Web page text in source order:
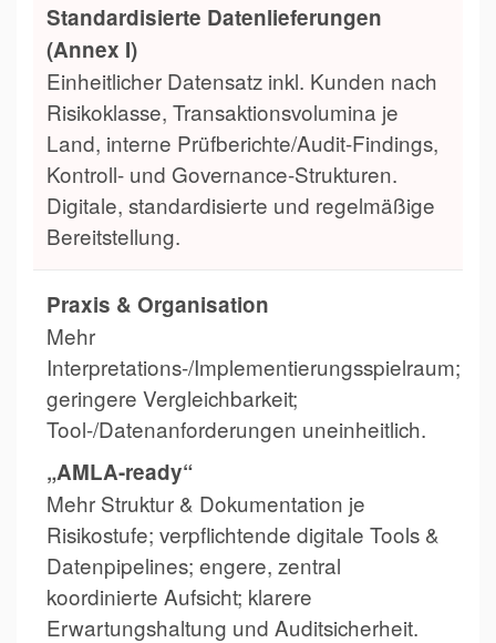
Standardisierte Datenlieferungen
(Annex I)
Einheitlicher Datensatz inkl. Kunden nach
Risikoklasse, Transaktionsvolumina je
Land, interne Prüfberichte/Audit-Findings,
Kontroll- und Governance-Strukturen.
Digitale, standardisierte und regelmäßige
Bereitstellung.
Praxis & Organisation
Mehr
Interpretations-/Implementierungsspielraum;
geringere Vergleichbarkeit;
Tool-/Datenanforderungen uneinheitlich.
„AMLA-ready“
Mehr Struktur & Dokumentation je
Risikostufe; verpflichtende digitale Tools &
Datenpipelines; engere, zentral
koordinierte Aufsicht; klarere
Erwartungshaltung und Auditsicherheit.